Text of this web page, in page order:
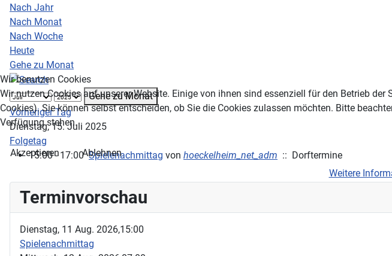
Nach Jahr
Nach Monat
Nach Woche
Heute
Gehe zu Monat
Gehe zu Monat
Vorheriger Tag
Dienstag, 15. Juli 2025
Folgetag
15:00 - 17:00Spielenachmittag von hoeckelheim_net_adm :: Dorftermine
Terminvorschau
Dienstag, 11 Aug. 2026,15:00
Spielenachmittag
Wir benutzen Cookies
Wir nutzen Cookies auf unserer Website. Einige von ihnen sind essenziell für den Betrieb
Cookies). Sie können selbst entscheiden, ob Sie die Cookies zulassen möchten. Bitte
Verfügung stehen.
Akzeptieren
Ablehnen
Weitere